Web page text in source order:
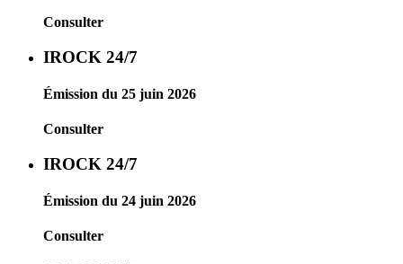
Consulter
IROCK 24/7
Émission du 25 juin 2026
Consulter
IROCK 24/7
Émission du 24 juin 2026
Consulter